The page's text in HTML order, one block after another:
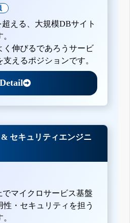
超える、大規模DBサイト
く伸びるであろうサービ
えるポジションです。
Detail
セキュリティエンジニ
でマイクロサービス基盤
性・セキュリティを担う